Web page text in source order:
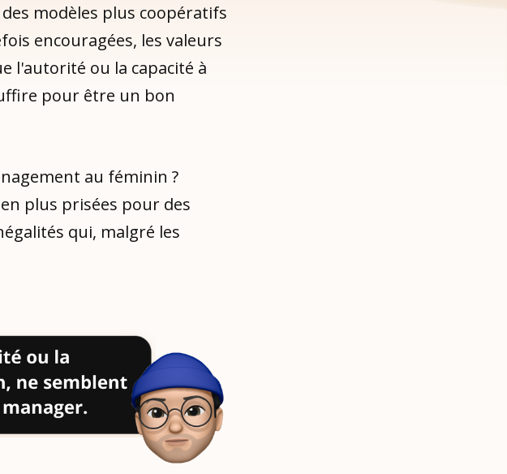
modèles plus coopératifs
encouragées, les valeurs
l'autorité ou la capacité à
pour être un bon
au féminin ?
plus prisées pour des
qui, malgré les